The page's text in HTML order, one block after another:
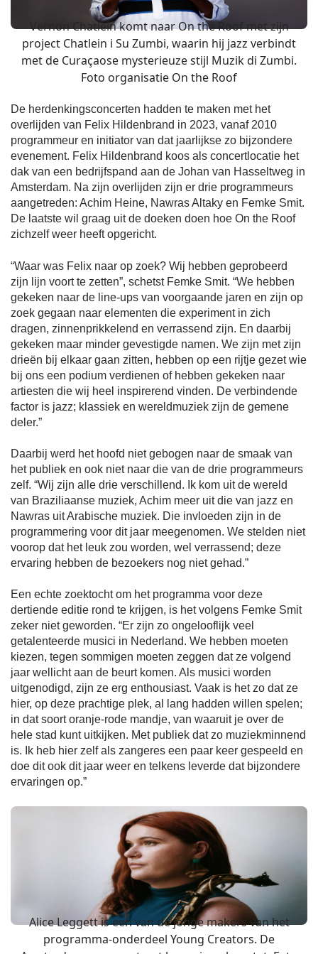
Vernon Chatlein komt naar On the Roof met zijn
project Chatlein i Su Zumbi, waarin hij jazz verbindt
met de Curaçaose mysterieuze stijl Muzik di Zumbi.
Foto organisatie On the Roof
De herdenkingsconcerten hadden te maken met het
overlijden van Felix Hildenbrand in 2023, vanaf 2010
programmeur en initiator van dat jaarlijkse zo bijzondere
evenement. Felix Hildenbrand koos als concertlocatie het
dak van een bedrijfspand aan de Johan van Hasseltweg in
Amsterdam. Na zijn overlijden zijn er drie programmeurs
aangetreden: Achim Heine, Nawras Altaky en Femke Smit.
De laatste wil graag uit de doeken doen hoe On the Roof
zichzelf weer heeft opgericht.
“Waar was Felix naar op zoek? Wij hebben geprobeerd
zijn lijn voort te zetten”, schetst Femke Smit. “We hebben
gekeken naar de line-ups van voorgaande jaren en zijn op
zoek gegaan naar elementen die experiment in zich
dragen, zinnenprikkelend en verrassend zijn. En daarbij
gekeken maar minder gevestigde namen. We zijn met zijn
drieën bij elkaar gaan zitten, hebben op een rijtje gezet wie
bij ons een podium verdienen of hebben gekeken naar
artiesten die wij heel inspirerend vinden. De verbindende
factor is jazz; klassiek en wereldmuziek zijn de gemene
deler.”
Daarbij werd het hoofd niet gebogen naar de smaak van
het publiek en ook niet naar die van de drie programmeurs
zelf. “Wij zijn alle drie verschillend. Ik kom uit de wereld
van Braziliaanse muziek, Achim meer uit die van jazz en
Nawras uit Arabische muziek. Die invloeden zijn in de
programmering voor dit jaar meegenomen. We stelden niet
voorop dat het leuk zou worden, wel verrassend; deze
ervaring hebben de bezoekers nog niet gehad.”
Een echte zoektocht om het programma voor deze
dertiende editie rond te krijgen, is het volgens Femke Smit
zeker niet geworden. “Er zijn zo ongelooflijk veel
getalenteerde musici in Nederland. We hebben moeten
kiezen, tegen sommigen moeten zeggen dat ze volgend
jaar wellicht aan de beurt komen. Als musici worden
uitgenodigd, zijn ze erg enthousiast. Vaak is het zo dat ze
hier, op deze prachtige plek, al lang hadden willen spelen;
in dat soort oranje-rode mandje, van waaruit je over de
hele stad kunt uitkijken. Met publiek dat zo muziekminnend
is. Ik heb hier zelf als zangeres een paar keer gespeeld en
doe dit ook dit jaar weer en telkens leverde dat bijzondere
ervaringen op.”
Alice Leggett is een van de jonge makers van het
programma-onderdeel Young Creators. De